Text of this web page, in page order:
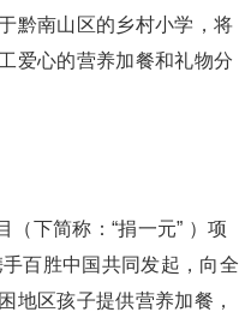
黔南山区的乡村小学，将
爱心的营养加餐和礼物分
（下简称：“捐一元” ）项
百胜中国共同发起，向全
地区孩子提供营养加餐，